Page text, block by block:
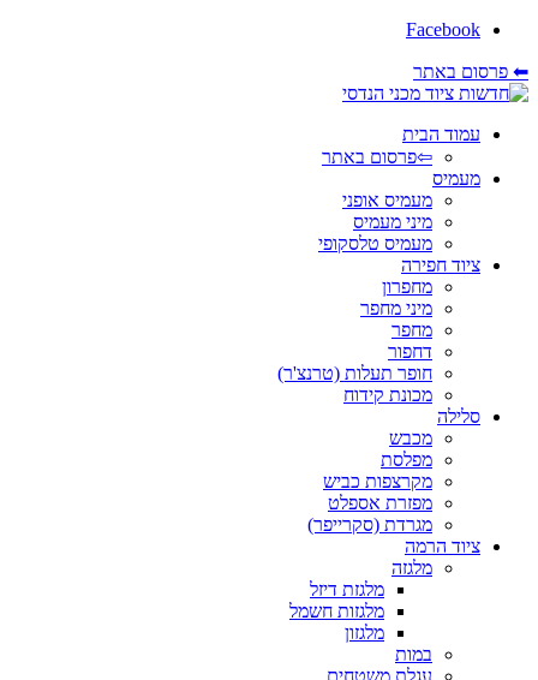
Facebook
⬅ פרסום באתר
עמוד הבית
⇦פרסום באתר
מעמיס
מעמיס אופני
מיני מעמיס
מעמיס טלסקופי
ציוד חפירה
מחפרון
מיני מחפר
מחפר
דחפור
חופר תעלות (טרנצ'ר)
מכונת קידוח
סלילה
מכבש
מפלסת
מקרצפות כביש
מפזרת אספלט
מגרדת (סקרייפר)
ציוד הרמה
מלגזה
מלגזת דיזל
מלגזות חשמל
מלגזון
במות
עגלת משטחים